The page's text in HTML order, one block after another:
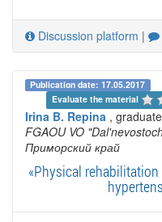
Discussion platform |
Publication date: 17.05.2017
Evaluate the material
Irina B. Repina ,
FGAOU VO
Приморский край
«Physical